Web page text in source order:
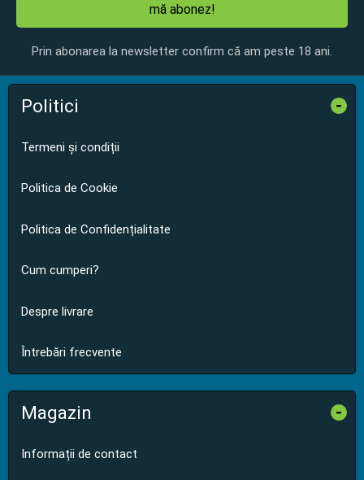
mă abonez!
Prin abonarea la newsletter confirm că am peste 18 ani.
Politici -
Termeni și condiții
Politica de Cookie
Politica de Confidențialitate
Cum cumperi?
Despre livrare
Întrebări frecvente
Magazin -
Informații de contact